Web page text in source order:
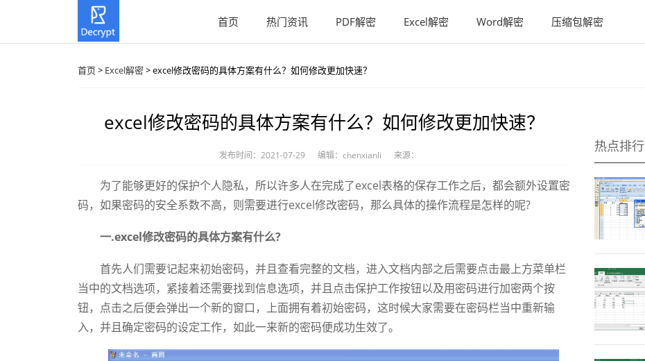
首页 热门资讯 PDF解密 Excel解密 Word解密 压缩包解密
首页> Excel解密> excel修改密码的具体方案有什么？如何修改更加快速？
excel修改密码的具体方案有什么？如何修改更加快速？
发布时间：2021-07-29 编辑：chenxianli 来源：
为了能够更好的保护个人隐私，所以许多人在完成了excel表格的保存工作之后，都会额外设置密
码，如果密码的安全系数不高，则需要进行excel修改密码，那么具体的操作流程是怎样的呢?
一.excel修改密码的具体方案有什么?
首先人们需要记起来初始密码，并且查看完整的文档，进入文档内部之后需要点击最上方菜单栏
当中的文档选项，紧接着还需要找到信息选项，并且点击保护工作按钮以及用密码进行加密两个按
钮，点击之后便会弹出一个新的窗口，上面拥有着初始密码，这时候大家需要在密码栏当中重新输
入，并且确定密码的设定工作，如此一来新的密码便成功生效了。
热点排行